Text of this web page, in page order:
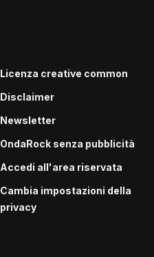
Licenza creative common
Disclaimer
Newsletter
OndaRock senza pubblicità
Accedi all'area riservata
Cambia impostazioni della
privacy